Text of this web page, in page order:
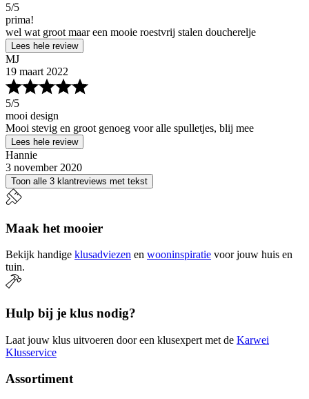
5/5
prima!
wel wat groot maar een mooie roestvrij stalen doucherelje
Lees hele review
MJ
19 maart 2022
5/5
mooi design
Mooi stevig en groot genoeg voor alle spulletjes, blij mee
Lees hele review
Hannie
3 november 2020
Toon alle 3 klantreviews met tekst
Maak het mooier
Bekijk handige klusadviezen en wooninspiratie voor jouw huis en
tuin.
Hulp bij je klus nodig?
Laat jouw klus uitvoeren door een klusexpert met de Karwei
Klusservice
Assortiment